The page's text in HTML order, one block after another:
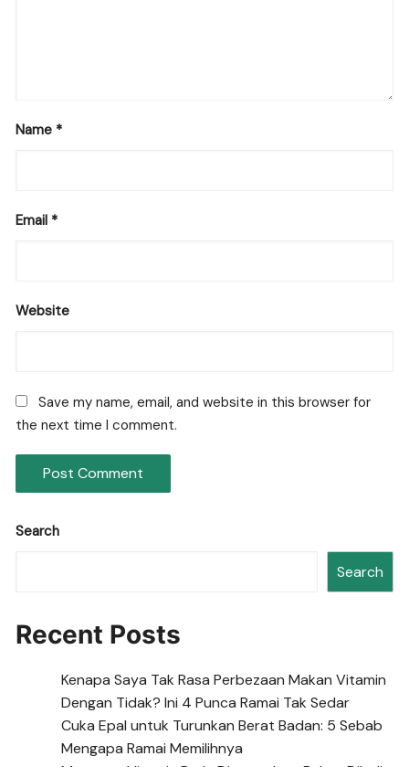
Name *
Email *
Website
Save my name, email, and website in this browser for
the next time I comment.
Search
Search
Recent Posts
Kenapa Saya Tak Rasa Perbezaan Makan Vitamin
Dengan Tidak? Ini 4 Punca Ramai Tak Sedar
Cuka Epal untuk Turunkan Berat Badan: 5 Sebab
Mengapa Ramai Memilihnya